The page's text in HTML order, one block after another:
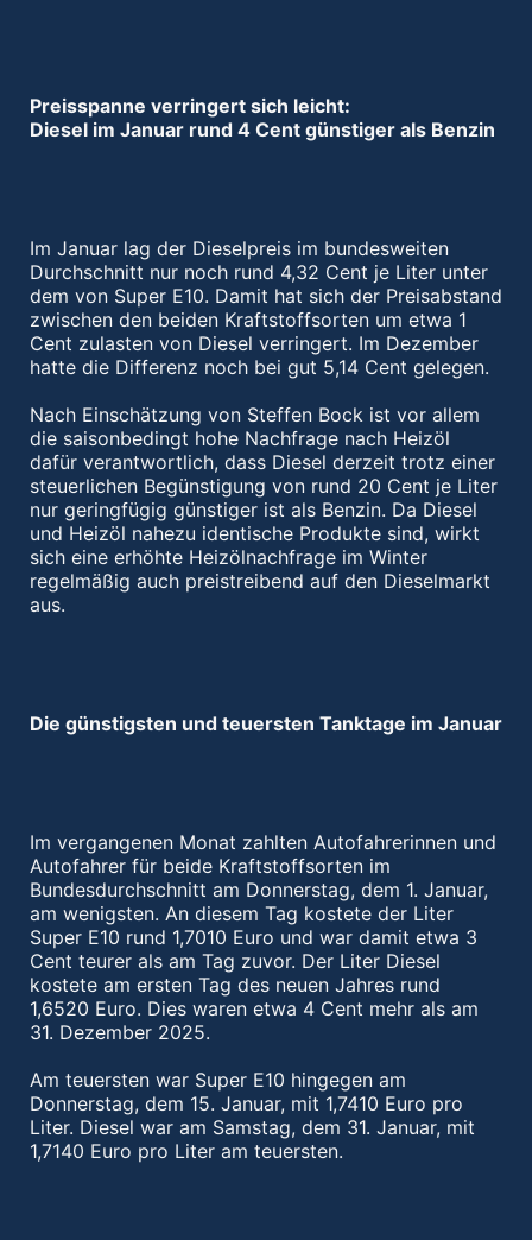
Preisspanne verringert sich leicht:
Diesel im Januar rund 4 Cent günstiger als Benzin
Im Januar lag der Dieselpreis im bundesweiten
Durchschnitt nur noch rund 4,32 Cent je Liter unter
dem von Super E10. Damit hat sich der Preisabstand
zwischen den beiden Kraftstoffsorten um etwa 1
Cent zulasten von Diesel verringert. Im Dezember
hatte die Differenz noch bei gut 5,14 Cent gelegen.
Nach Einschätzung von Steffen Bock ist vor allem
die saisonbedingt hohe Nachfrage nach Heizöl
dafür verantwortlich, dass Diesel derzeit trotz einer
steuerlichen Begünstigung von rund 20 Cent je Liter
nur geringfügig günstiger ist als Benzin. Da Diesel
und Heizöl nahezu identische Produkte sind, wirkt
sich eine erhöhte Heizölnachfrage im Winter
regelmäßig auch preistreibend auf den Dieselmarkt
aus.
Die günstigsten und teuersten Tanktage im Januar
Im vergangenen Monat zahlten Autofahrerinnen und
Autofahrer für beide Kraftstoffsorten im
Bundesdurchschnitt am Donnerstag, dem 1. Januar,
am wenigsten. An diesem Tag kostete der Liter
Super E10 rund 1,7010 Euro und war damit etwa 3
Cent teurer als am Tag zuvor. Der Liter Diesel
kostete am ersten Tag des neuen Jahres rund
1,6520 Euro. Dies waren etwa 4 Cent mehr als am
31. Dezember 2025.
Am teuersten war Super E10 hingegen am
Donnerstag, dem 15. Januar, mit 1,7410 Euro pro
Liter. Diesel war am Samstag, dem 31. Januar, mit
1,7140 Euro pro Liter am teuersten.